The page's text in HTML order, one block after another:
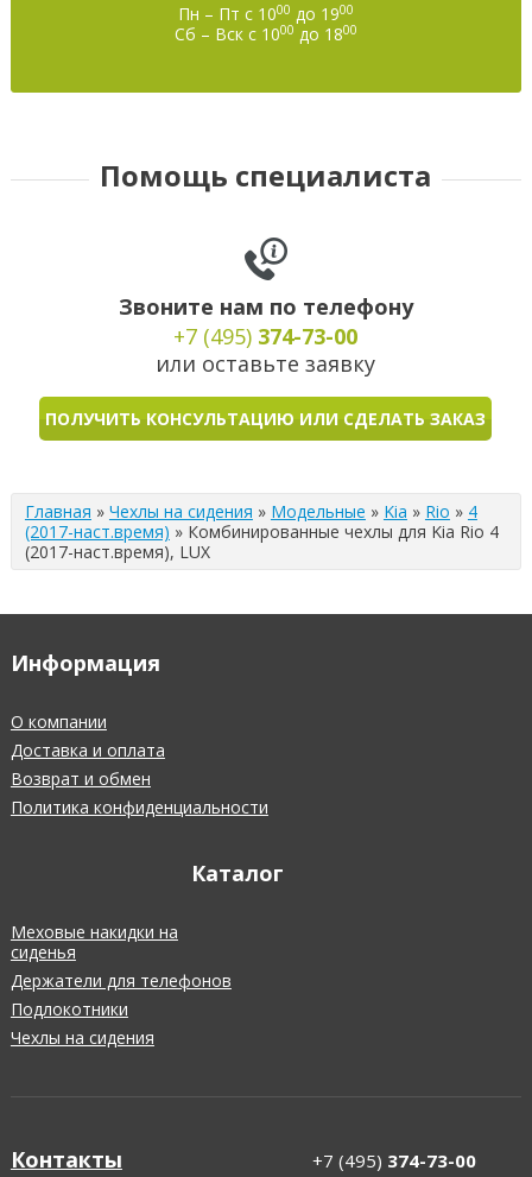
Пн – Пт с 1000 до 1900
Сб – Вск с 1000 до 1800
Помощь специалиста
Звоните нам по телефону
+7 (495) 374-73-00
или оставьте заявку
ПОЛУЧИТЬ КОНСУЛЬТАЦИЮ ИЛИ СДЕЛАТЬ ЗАКАЗ
Главная » Чехлы на сидения » Модельные » Kia » Rio » 4
(2017-наст.время) » Комбинированные чехлы для Kia Rio 4
(2017-наст.время), LUX
Информация
О компании
Доставка и оплата
Возврат и обмен
Политика конфиденциальности
Каталог
Меховые накидки на
сиденья
Держатели для телефонов
Подлокотники
Чехлы на сидения
Контакты +7 (495) 374-73-00